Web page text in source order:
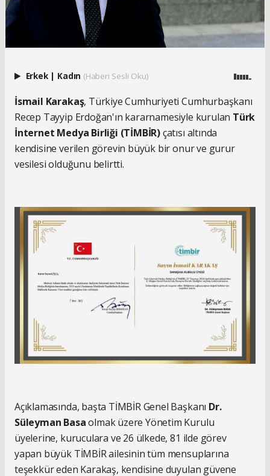
Erkek | Kadın (Haberi Sesli Oku)
İsmail Karakaş, Türkiye Cumhuriyeti Cumhurbaşkanı
Recep Tayyip Erdoğan'ın kararnamesiyle kurulan Türk
İnternet Medya Birliği (TİMBİR)çatısı altında
kendisine verilen görevin büyük bir onur ve gurur
vesilesi olduğunu belirtti.
Açıklamasında, başta TİMBİR Genel Başkanı Dr.
Süleyman Basaolmak üzere Yönetim Kurulu
üyelerine, kuruculara ve 26 ülkede, 81 ilde görev
yapan büyük TİMBİR ailesinin tüm mensuplarına
teşekkür eden Karakaş, kendisine duyulan güvene